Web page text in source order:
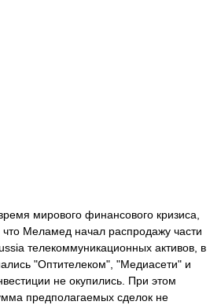
мирового финансового кризиса,
Меламед начал распродажу части
телекоммуникационных активов, в
"Оптителеком", "Медиасети" и
не окупились. При этом
предполагаемых сделок не